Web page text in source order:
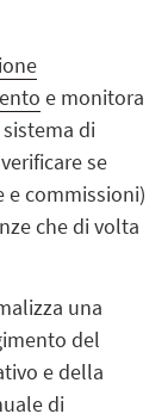
e monitora
di
se
e commissioni)
che di volta
una
del
e della
di